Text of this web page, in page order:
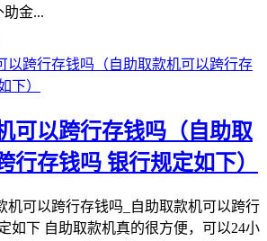
助金...
可以跨行存钱吗（自助取
行存钱吗 银行规定如下）
机可以跨行存钱吗_自助取款机可以跨行
如下 自助取款机真的很方便，可以24小